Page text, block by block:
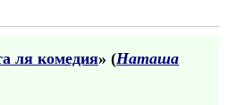
ля комедия» (Наташа